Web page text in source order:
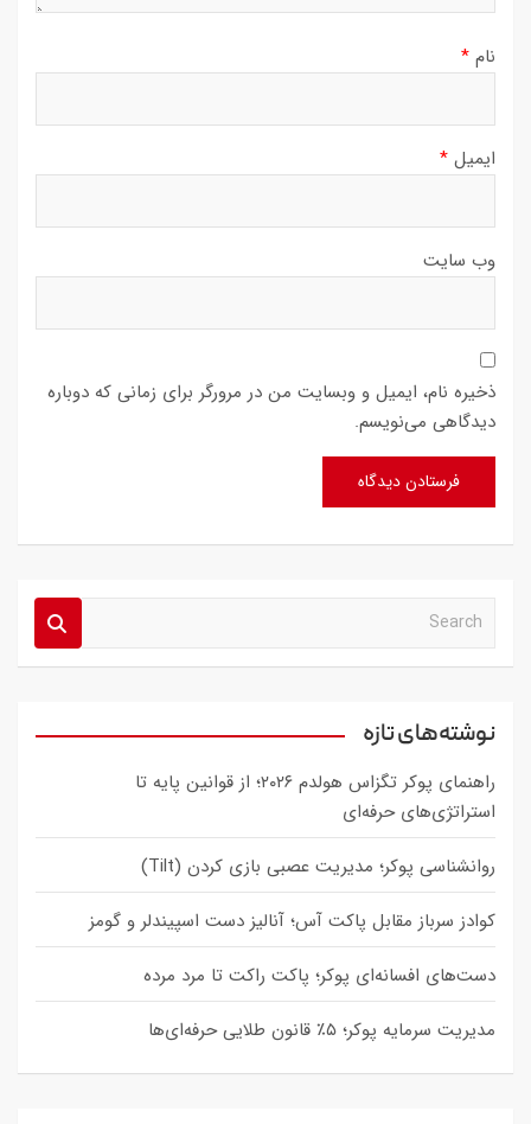
نام *
ایمیل *
وب‌ سایت
ذخیره نام، ایمیل و وبسایت من در مرورگر برای زمانی که دوباره
دیدگاهی می‌نویسم.
a
c
نوشته‌های تازه
راهنمای پوکر تگزاس هولدم ۲۰۲۶؛ از قوانین پایه تا
استراتژی‌های حرفه‌ای
روانشناسی پوکر؛ مدیریت عصبی بازی کردن (Tilt)
کوادز سرباز مقابل پاکت آس؛ آنالیز دست اسپیندلر و گومز
دست‌های افسانه‌ای پوکر؛ پاکت راکت تا مرد مرده
مدیریت سرمایه پوکر؛ ۵٪ قانون طلایی حرفه‌ای‌ها